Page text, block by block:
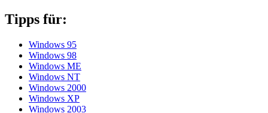
Tipps für:
Windows 95
Windows 98
Windows ME
Windows NT
Windows 2000
Windows XP
Windows 2003